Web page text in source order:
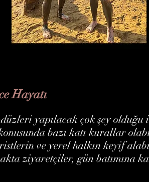
Hayatı
yapılacak çok şey
bazı katı kurallar
ve yerel halkın keyif
ziyaretçiler, gün batımına